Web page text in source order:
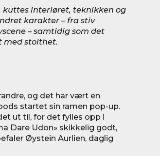
kuttes interiøret, teknikken og
karakter – fra stiv
– samtidig som det
stolthet.
og det har vært en
startet sin ramen pop-up.
ut til, for det fylles opp i
Dare Udon» skikkelig godt,
Øystein Aurlien, daglig